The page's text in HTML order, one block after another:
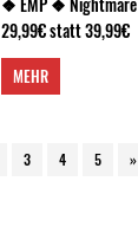
29,99€ statt 39,99€
MEHR
3 4 5 »